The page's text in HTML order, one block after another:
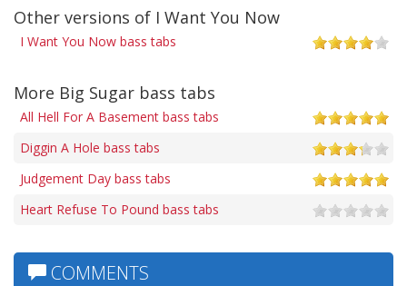
Other versions of I Want You Now
I Want You Now bass tabs
More Big Sugar bass tabs
All Hell For A Basement bass tabs
Diggin A Hole bass tabs
Judgement Day bass tabs
Heart Refuse To Pound bass tabs
COMMENTS